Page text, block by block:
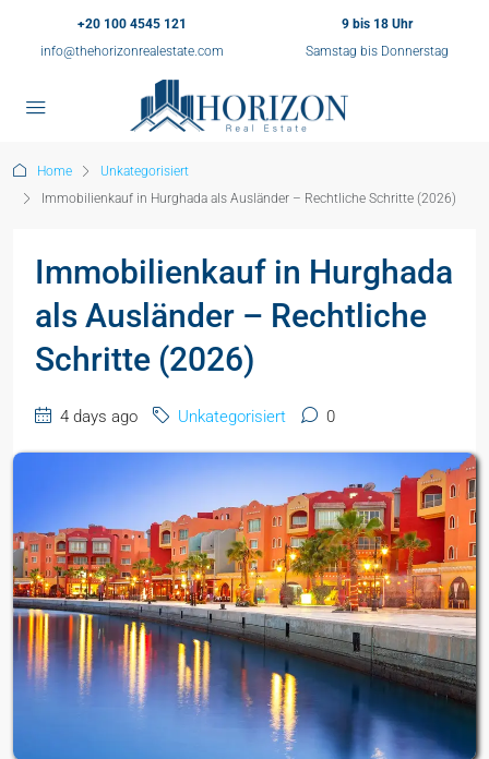
+20 100 4545 121
info@thehorizonrealestate.com
9 bis 18 Uhr
Samstag bis Donnerstag
Home
Unkategorisiert
Immobilienkauf in Hurghada als Ausländer – Rechtliche Schritte (2026)
Immobilienkauf in Hurghada
als Ausländer – Rechtliche
Schritte (2026)
4 days ago Unkategorisiert 0